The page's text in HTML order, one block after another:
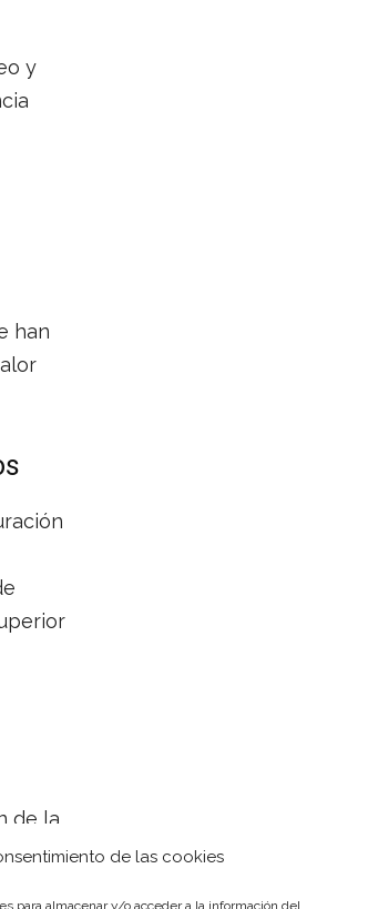
de las cookies
para almacenar y/o acceder a la información del
y
han
de la
han